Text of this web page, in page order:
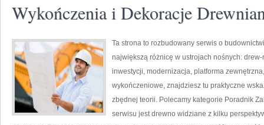
Wykończenia i Dekoracje
Ta strona to rozbudowany serwis o
największą różnicę w ustrojach nośnych:
inwestycji, modernizacja, platforma
wykończeniowe, znajdziesz tu praktyczne
zbędnej teorii. Polecamy kategorie Poradnik
serwisu jest drewno widziane z kilku